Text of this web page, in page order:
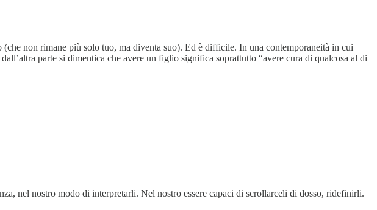
non rimane più solo tuo, ma diventa suo). Ed è difficile. In una contemporaneità in cui
parte si dimentica che avere un figlio significa soprattutto “avere cura di qualcosa al di
nel nostro modo di interpretarli. Nel nostro essere capaci di scrollarceli di dosso, ridefinirli.